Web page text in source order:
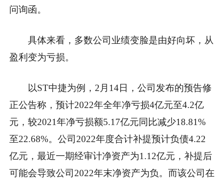
问询函。
具体来看，多数公司业绩变脸是由好向坏，从
盈利变为亏损。
以ST中捷为例，2月14日，公司发布的预告修
正公告称，预计2022年全年净亏损4亿元至4.2亿
元，较2021年净亏损额5.17亿元同比减少18.81%
至22.68%。公司2022年度合计补提预计负债4.22
亿元，最近一期经审计净资产为1.12亿元，补提后
可能会导致公司2022年末净资产为负。而该公司在